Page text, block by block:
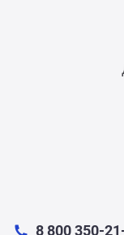
8 800 350-